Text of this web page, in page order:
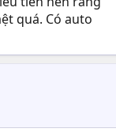
quá. Có auto